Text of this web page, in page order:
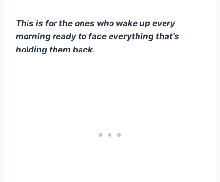
This is for the ones who wake up every
morning ready to face everything that’s
holding them back.